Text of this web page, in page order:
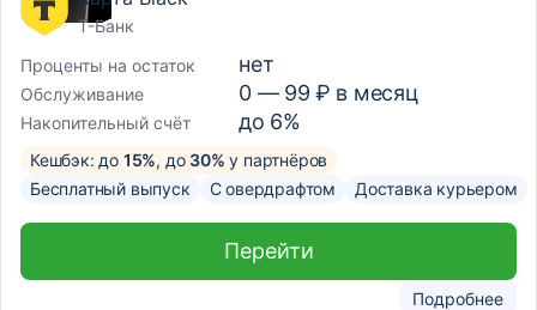
Т-Банк
Проценты на остаток
нет
Обслуживание 0 — 99₽ в месяц
Накопительный счёт до 6%
Кешбэк: до 15%, до 30% у партнёров
Бесплатный выпуск
С овердрафтом Доставка курьером
Подробнее
Перейти